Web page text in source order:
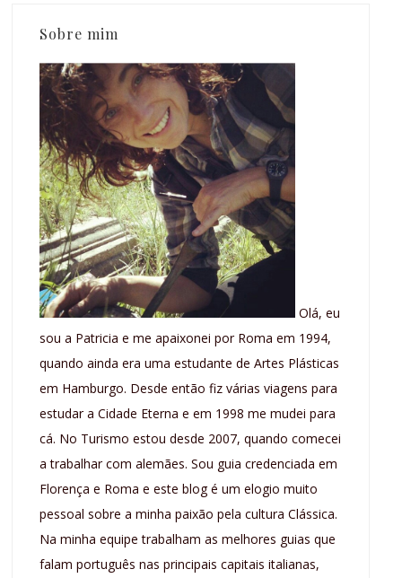
Sobre mim
Olá, eu
sou a Patricia e me apaixonei por Roma em 1994,
quando ainda era uma estudante de Artes Plásticas
em Hamburgo. Desde então fiz várias viagens para
estudar a Cidade Eterna e em 1998 me mudei para
cá. No Turismo estou desde 2007, quando comecei
a trabalhar com alemães. Sou guia credenciada em
Florença e Roma e este blog é um elogio muito
pessoal sobre a minha paixão pela cultura Clássica.
Na minha equipe trabalham as melhores guias que
falam português nas principais capitais italianas,